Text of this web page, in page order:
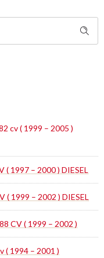
cv ( 1999 – 2005 )
( 1997 – 2000 ) DIESEL
( 1999 – 2002 ) DIESEL
CV ( 1999 – 2002 )
( 1994 – 2001 )